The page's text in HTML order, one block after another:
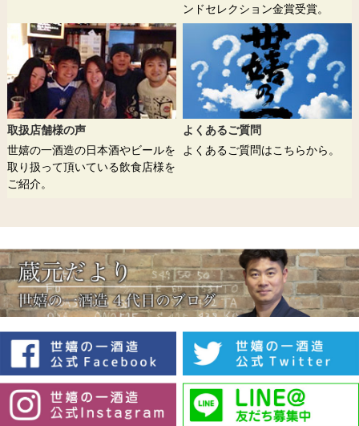
ンドセレクション金賞受賞。
取扱店舗様の声
世嬉の一酒造の日本酒やビールを
取り扱って頂いている飲食店様を
ご紹介。
よくあるご質問
よくあるご質問はこちらから。